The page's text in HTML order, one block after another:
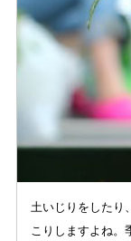
土いじりをしたり
こりしますよね。